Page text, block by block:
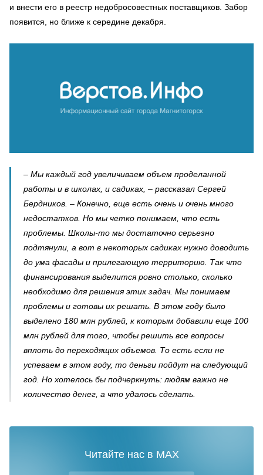
и внести его в реестр недобросовестных поставщиков. Забор
появится, но ближе к середине декабря.
– Мы каждый год увеличиваем объем проделанной
работы и в школах, и садиках, – рассказал Сергей
Бердников. – Конечно, еще есть очень и очень много
недостатков. Но мы четко понимаем, что есть
проблемы. Школы-то мы достаточно серьезно
подтянули, а вот в некоторых садиках нужно доводить
до ума фасады и прилегающую территорию. Так что
финансирования выделится ровно столько, сколько
необходимо для решения этих задач. Мы понимаем
проблемы и готовы их решать. В этом году было
выделено 180 млн рублей, к которым добавили еще 100
млн рублей для того, чтобы решить все вопросы
вплоть до переходящих объемов. То есть если не
успеваем в этом году, то деньги пойдут на следующий
год. Но хотелось бы подчеркнуть: людям важно не
количество денег, а что удалось сделать.
Читайте нас в MAX